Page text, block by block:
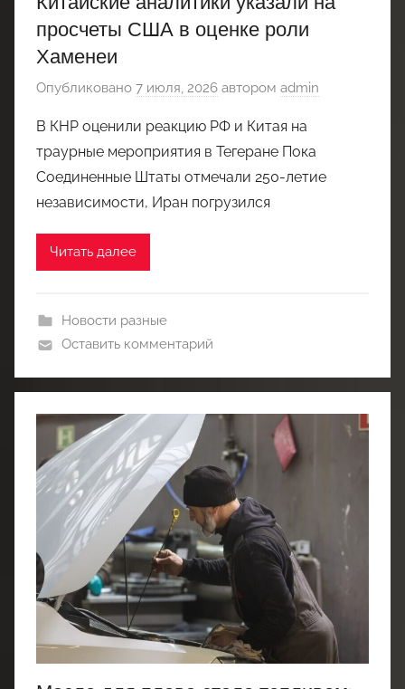
просчеты США в оценке роли
Хаменеи
Опубликовано 7 июля, 2026 автором admin
В КНР оценили реакцию РФ и Китая на
траурные мероприятия в Тегеране Пока
Соединенные Штаты отмечали 250-летие
независимости, Иран погрузился
Читать далее
Новости разные
Оставить комментарий